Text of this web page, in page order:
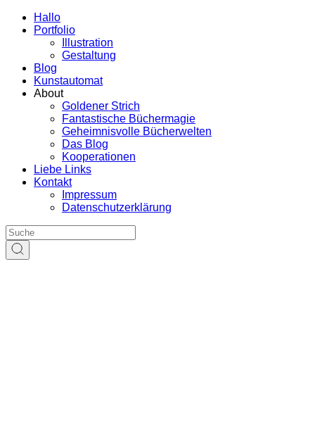
Hallo
Portfolio
Illustration
Gestaltung
Blog
Kunstautomat
About
Goldener Strich
Fantastische Büchermagie
Geheimnisvolle Bücherwelten
Das Blog
Kooperationen
Liebe Links
Kontakt
Impressum
Datenschutzerklärung